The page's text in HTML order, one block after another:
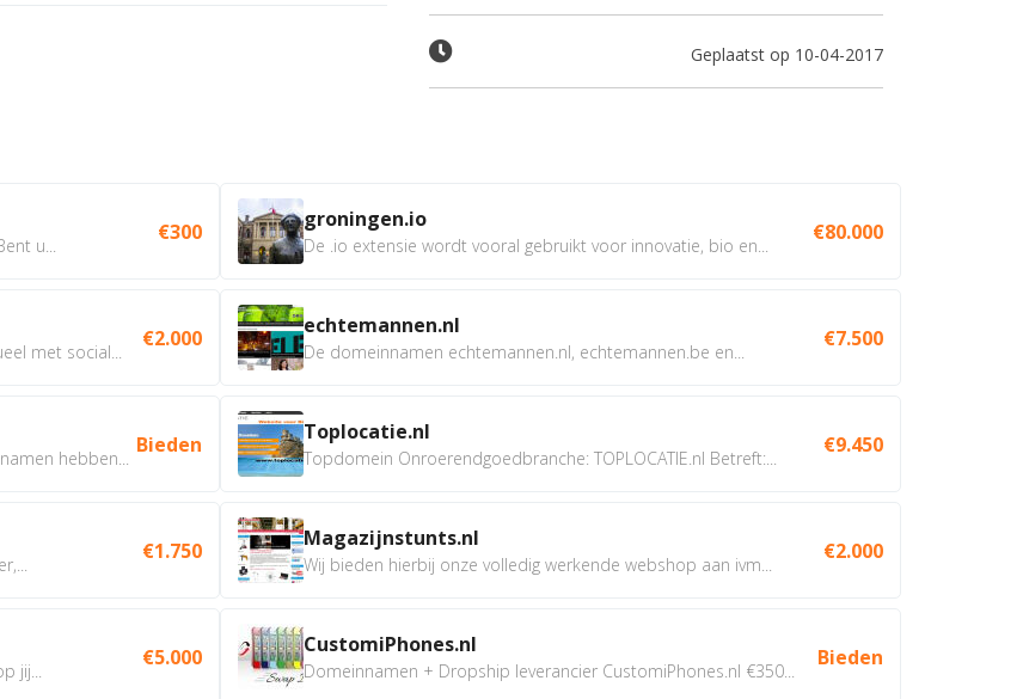
Geplaatst op 10-04-2017
u...
€300
met social...
€2.000
hebben...
Bieden
€1.750
jij...
€5.000
groningen.io
De .io extensie wordt vooral gebruikt voor innovatie, bio en...
€80.000
echtemannen.nl
De domeinnamen echtemannen.nl, echtemannen.be en...
€7.500
Toplocatie.nl
Topdomein Onroerendgoedbranche: TOPLOCATIE.nl Betreft:...
€9.450
Magazijnstunts.nl
Wij bieden hierbij onze volledig werkende webshop aan ivm...
€2.000
CustomiPhones.nl
Domeinnamen + Dropship leverancier CustomiPhones.nl €350...
Bieden